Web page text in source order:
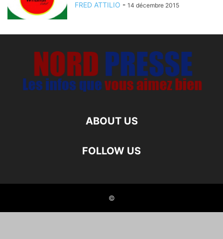
FRED ATTILIO - 14 décembre 2015
ABOUT US
FOLLOW US
©